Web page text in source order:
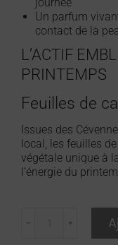
Un parfum
contact de la
L’ACTIF
PRINTEMPS
Feuilles de
Issues des
local, les feuilles
végétale unique à
l’énergie du
﹣ ﹢